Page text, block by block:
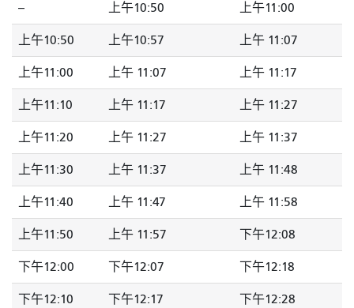
-- 上午10:50 上午11:00
上午10:50 上午10:57 上午 11:07
上午11:00 上午 11:07 上午 11:17
上午11:10 上午 11:17 上午 11:27
上午11:20 上午 11:27 上午 11:37
上午11:30 上午 11:37 上午 11:48
上午11:40 上午 11:47 上午 11:58
上午11:50 上午 11:57 下午12:08
下午12:00 下午12:07 下午12:18
下午12:10 下午12:17 下午12:28